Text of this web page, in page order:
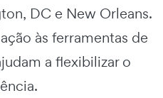
DC e New Orleans.
às ferramentas de
a flexibilizar o